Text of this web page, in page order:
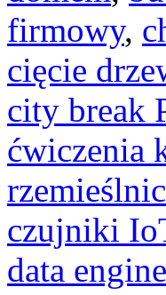
firmowy,
cięcie
city break
ćwiczenia
czujniki
data